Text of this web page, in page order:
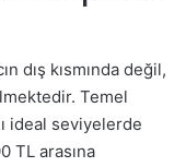
dış kısmında değil,
Temel
ideal seviyelerde
TL arasına